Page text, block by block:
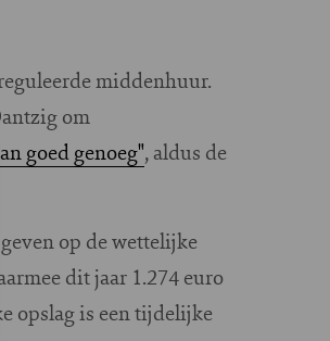
middenhuur.
om
goed genoeg", aldus de
op de wettelijke
dit jaar 1.274 euro
opslag is een tijdelijke